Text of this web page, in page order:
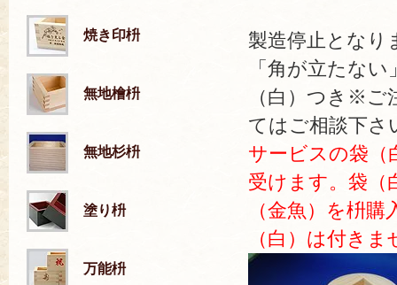
製造停止となり
「角が立たな
（白）つき※
てはご相談下さ
サービスの袋（
受けます。袋（
（金魚）を枡
（白）は付きま
焼き印枡
無地檜枡
無地杉枡
塗り枡
万能枡